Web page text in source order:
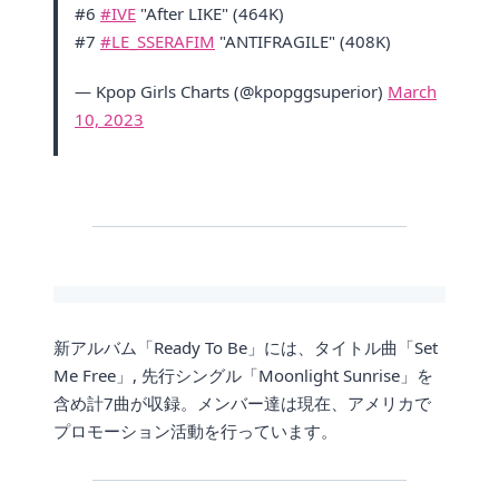
#6 #IVE "After LIKE" (464K)
#7 #LE_SSERAFIM "ANTIFRAGILE" (408K)
— Kpop Girls Charts (@kpopggsuperior) March
10, 2023
新アルバム「Ready To Be」には、タイトル曲「Set
Me Free」, 先行シングル「Moonlight Sunrise」を
含め計7曲が収録。メンバー達は現在、アメリカで
プロモーション活動を行っています。